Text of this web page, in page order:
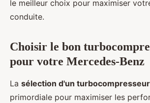
le meilleur choix pour maximiser
conduite.
Choisir le bon
pour votre Mercedes-Benz
La sélection d'un
primordiale pour maximiser les